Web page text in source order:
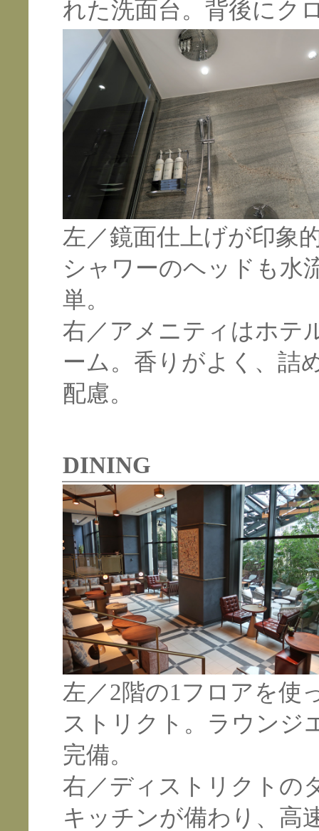
れた洗面台。背後にク
左／鏡面仕上げが印象
シャワーのヘッドも水
単。
右／アメニティはホテ
ーム。香りがよく、詰
配慮。
DINING
左／2階の1フロアを使
ストリクト。ラウンジ
完備。
右／ディストリクトの
キッチンが備わり、高